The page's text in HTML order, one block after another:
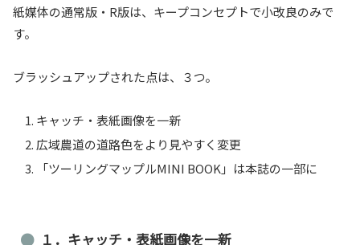
紙媒体の通常版・R版は、キープコンセプトで小改良のみで
す。
ブラッシュアップされた点は、３つ。
キャッチ・表紙画像を一新
広域農道の道路色をより見やすく変更
「ツーリングマップルMINI BOOK」は本誌の一部に
１．キャッチ・表紙画像を一新